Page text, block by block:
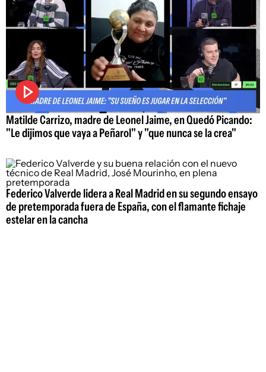
Matilde Carrizo, madre de Leonel Jaime, en Quedó Picando:
"Le dijimos que vaya a Peñarol" y "que nunca se la crea"
Federico Valverde lidera a Real Madrid en su segundo ensayo
de pretemporada fuera de España, con el flamante fichaje
estelar en la cancha